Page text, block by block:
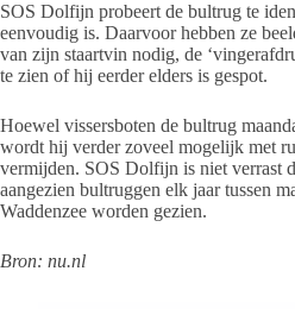
SOS Dolfijn probeert de bultrug te
eenvoudig is. Daarvoor hebben ze
van zijn staartvin nodig, de
te zien of hij eerder elders is gespot.
Hoewel vissersboten de bultrug
wordt hij verder zoveel mogelijk met
vermijden. SOS Dolfijn is niet verrast
aangezien bultruggen elk jaar tussen
Waddenzee worden gezien.
Bron: nu.nl